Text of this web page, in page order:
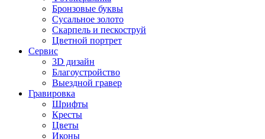
Бронзовые буквы
Сусальное золото
Скарпель и пескоструй
Цветной портрет
Сервис
3D дизайн
Благоустройство
Выездной гравер
Гравировка
Шрифты
Кресты
Цветы
Иконы